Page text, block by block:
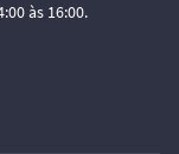
às 16:00.